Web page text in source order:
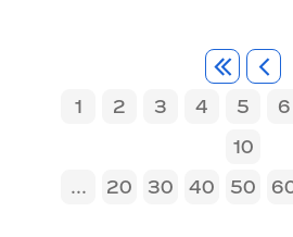
1 2 3 4 5 6
10
...
20 30 40 50